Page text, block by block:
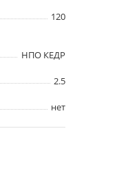
120
НПО КЕДР
2.5
нет